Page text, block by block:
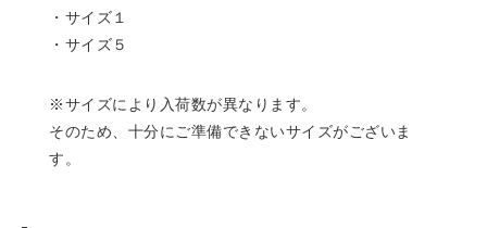
・サイズ１
・サイズ５
※サイズにより入荷数が異なります。
そのため、十分にご準備できないサイズがございま
す。